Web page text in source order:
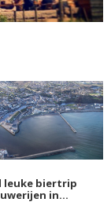
leuke biertrip
in